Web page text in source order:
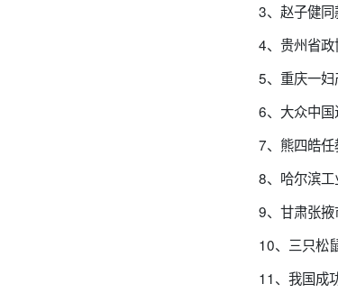
3、赵子健同
4、贵州省
5、重庆一
6、大众中
7、熊四皓
8、哈尔滨
9、甘肃张
10、三只松
11、我国成